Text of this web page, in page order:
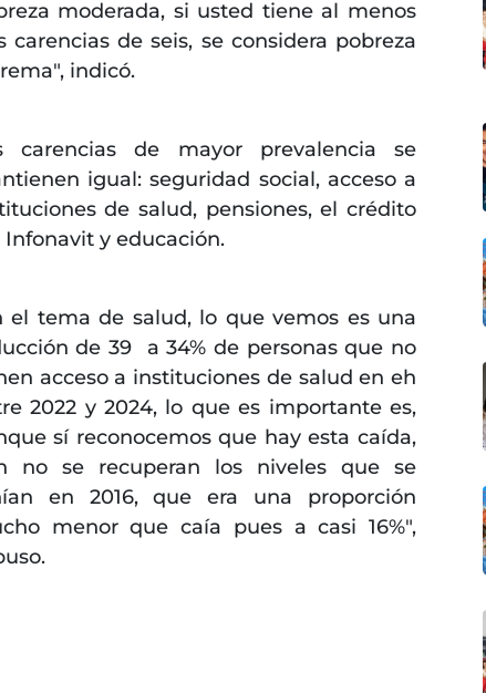
moderada, si usted tiene al menos
carencias de seis, se considera pobreza
indicó.
carencias de mayor prevalencia se
igual: seguridad social, acceso a
de salud, pensiones, el crédito
Infonavit y educación.
el tema de salud, lo que vemos es una
de 39 a 34% de personas que no
acceso a instituciones de salud en eh
2022 y 2024, lo que es importante es,
sí reconocemos que hay esta caída,
no se recuperan los niveles que se
en 2016, que era una proporción
menor que caía pues a casi 16%",